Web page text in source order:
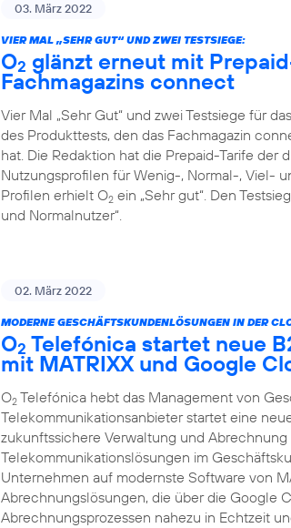
03. März 2022
VIER MAL „SEHR GUT“ UND ZWEI TESTSIEGE:
O2 glänzt erneut mit
Fachmagazins connect
Vier Mal „Sehr Gut“ und zwei Testsiege für
des Produkttests, den das Fachmagazin
hat. Die Redaktion hat die Prepaid-Tarife
Nutzungsprofilen für Wenig-, Normal-, Viel-
Profilen erhielt O2 ein „Sehr gut“. Den
und Normalnutzer“.
02. März 2022
MODERNE GESCHÄFTSKUNDENLÖSUNGEN IN DER
O2 Telefónica startet neue
mit MATRIXX und Google
O2 Telefónica hebt das Management von
Telekommunikationsanbieter startet eine
zukunftssichere Verwaltung und
Telekommunikationslösungen im
Unternehmen auf modernste Software von
Abrechnungslösungen, die über die Google
Abrechnungsprozessen nahezu in Echtzeit